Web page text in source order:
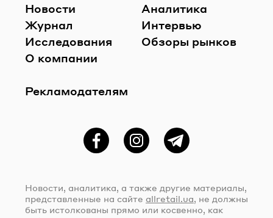
Новости
Журнал
Исследования
О компании
Рекламодателям
Аналитика
Интервью
Обзоры рынков
ФейсбукInstagramTelegram
Новости, аналитика, а также другие материалы,
представленные на сайте allretail.ua, не должны
быть истолкованы прямо или косвенно, как